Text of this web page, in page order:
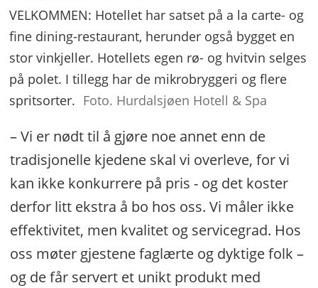
VELKOMMEN: Hotellet har satset på a la carte- og
fine dining-restaurant, herunder også bygget en
stor vinkjeller. Hotellets egen rø- og hvitvin selges
på polet. I tillegg har de mikrobryggeri og flere
spritsorter. Foto. Hurdalsjøen Hotell & Spa
– Vi er nødt til å gjøre noe annet enn de
tradisjonelle kjedene skal vi overleve, for vi
kan ikke konkurrere på pris - og det koster
derfor litt ekstra å bo hos oss. Vi måler ikke
effektivitet, men kvalitet og servicegrad. Hos
oss møter gjestene faglærte og dyktige folk –
og de får servert et unikt produkt med